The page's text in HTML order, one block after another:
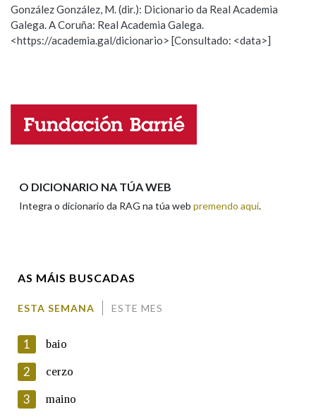
LIMPAR
Observación Hai un erro na palabra
Propoño mellorar a definición
Nome
En cumprimento da normativa vixente en materia de
González González, M. (dir.): Dicionario da Real Academia
Galega. A Coruña: Real Academia Galega.
<https://academia.gal/dicionario> [Consultado: <data>]
O DICIONARIO NA TÚA WEB
Integra o dicionario da RAG na túa web premendo aquí.
AS MÁIS BUSCADAS
ESTA SEMANA ESTE MES
1 baio
2 cerzo
3 maino